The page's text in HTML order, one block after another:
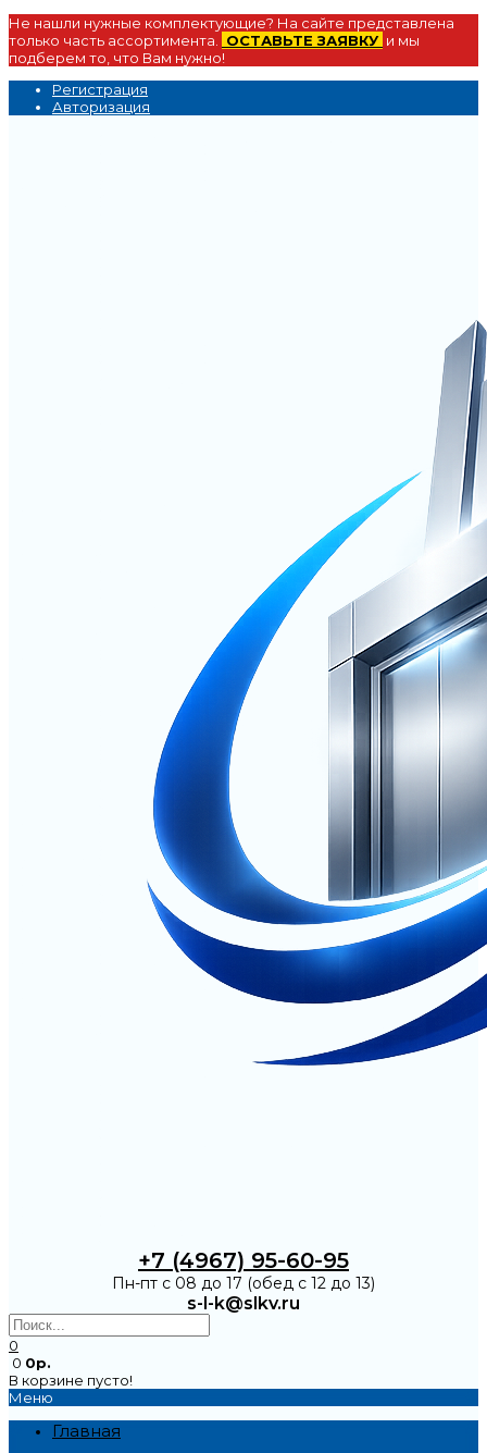
Не нашли нужные комплектующие? На сайте представлена
только часть ассортимента.
ОСТАВЬТЕ ЗАЯВКУ и мы
подберем то, что Вам нужно!
Регистрация
Авторизация
+7 (4967) 95-60-95
Пн-пт с 08 до 17 (обед с 12 до 13)
s-l-k@slkv.ru
0
0 0р.
В корзине пусто!
Меню
Главная